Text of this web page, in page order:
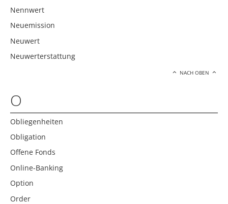
Nennwert
Neuemission
Neuwert
Neuwerterstattung
NACH OBEN
O
Obliegenheiten
Obligation
Offene Fonds
Online-Banking
Option
Order